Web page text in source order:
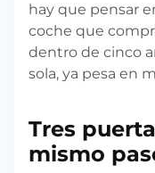
hay que pensar
coche que
dentro de cinco
sola, ya pesa en
Tres
mismo